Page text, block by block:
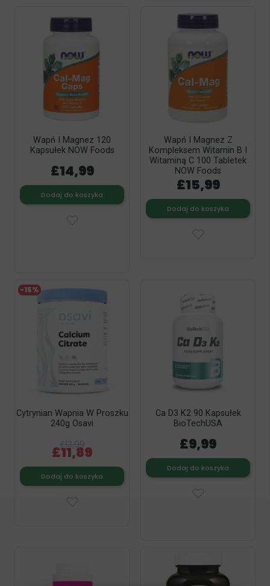
Wapń I Magnez 120
Kapsułek NOW Foods
£14,99
Dodaj do koszyka
Wapń I Magnez Z
Kompleksem Witamin B I
Witaminą C 100 Tabletek
NOW Foods
£15,99
Dodaj do koszyka
Cytrynian Wapnia W Proszku
240g Osavi
£13,99
£11,89
Dodaj do koszyka
-15%
Ca D3 K2 90 Kapsułek
BioTechUSA
£9,99
Dodaj do koszyka